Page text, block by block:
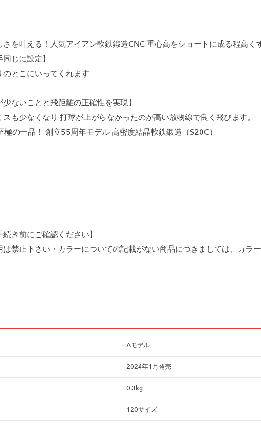
さを叶える！人気アイアン軟鉄鍛造CNC 重心高をショートに成る程高く
じに設定】
のとこにいってくれます
少ないことと飛距離の正確性を実現】
も少なくなり 打球が上がらなかったのが高い放物線で良く飛びます。
極の一品！ 創立55周年モデル 高密度結晶軟鉄鍛造（S20C）
続き前にご確認ください】
禁止下さい・カラーについての記載がない商品につきましては、カラー
Aモデル
2024年1月発売
0.3kg
120サイズ